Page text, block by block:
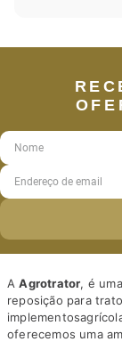
AAgrotrator, é
reposição para
oferecemos uma